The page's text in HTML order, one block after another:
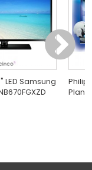
LED Samsung
Plana